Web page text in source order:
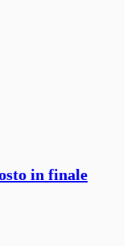
in finale